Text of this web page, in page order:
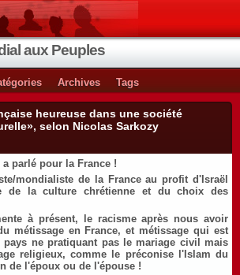
aux Peuples
Archives Tags
heureuse dans une société
selon Nicolas Sarkozy
parlé pour la France !
mondialiste de la France au profit d'Israël
de la culture chrétienne et du choix des
à présent, le racisme après nous avoir
métissage en France, et métissage qui est
pays ne pratiquant pas le mariage civil mais
religieux, comme le préconise l'Islam du
de l'époux ou de l'épouse !